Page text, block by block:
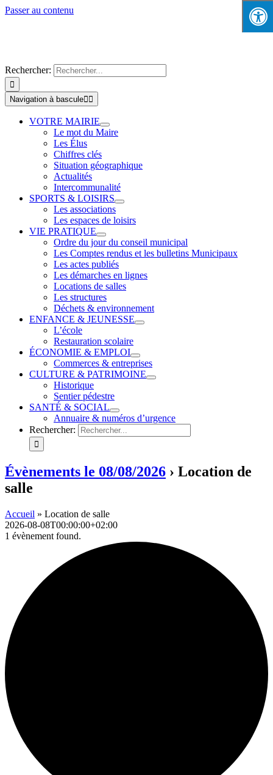
Passer au contenu
Rechercher:
Navigation à bascule
VOTRE MAIRIE
Le mot du Maire
Les Élus
Chiffres clés
Situation géographique
Actualités
Intercommunalité
SPORTS & LOISIRS
Les associations
Les espaces de loisirs
VIE PRATIQUE
Ordre du jour du conseil municipal
Les Comptes rendus et les bulletins Municipaux
Les actes publiés
Les démarches en lignes
Locations de salles
Les structures
Déchets & environnement
ENFANCE & JEUNESSE
L’école
Restauration scolaire
ÉCONOMIE & EMPLOI
Commerces & entreprises
CULTURE & PATRIMOINE
Historique
Sentier pédestre
SANTÉ & SOCIAL
Annuaire & numéros d’urgence
Rechercher:
Évènements le 08/08/2026 › Location de
salle
Accueil » Location de salle
2026-08-08T00:00:00+02:00
1 évènement found.